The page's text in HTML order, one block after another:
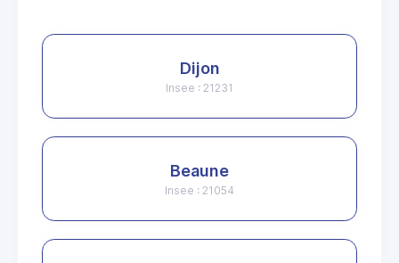
Dijon
Insee : 21231
Beaune
Insee : 21054